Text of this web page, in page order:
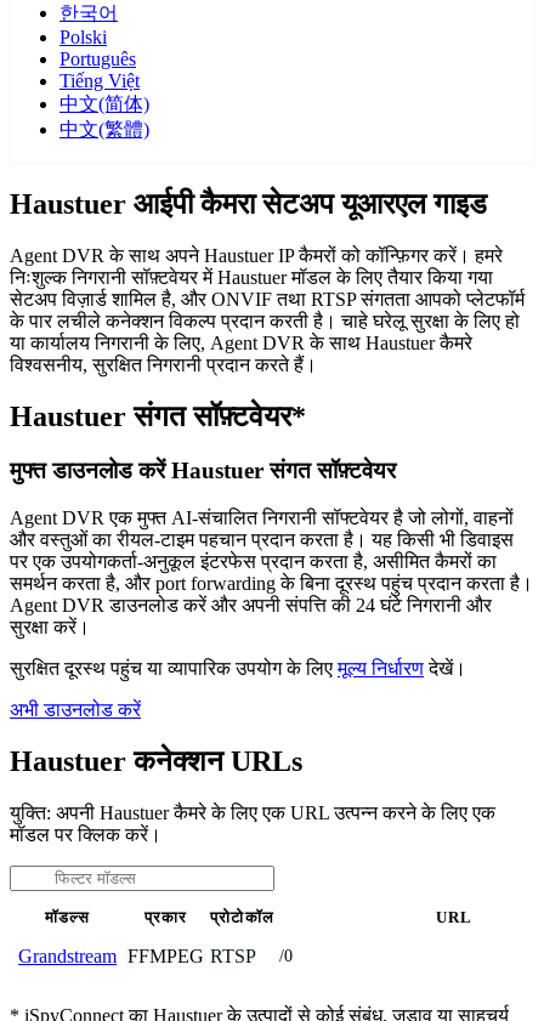
한국어
Polski
Português
Tiếng Việt
中文(简体)
中文(繁體)
Haustuer आईपी कैमरा सेटअप यूआरएल गाइड
Agent DVR के साथ अपने Haustuer IP कैमरों को कॉन्फ़िगर करें। हमरे
निःशुल्क निगरानी सॉफ़्टवेयर में Haustuer मॉडल के लिए तैयार किया गया
सेटअप विज़ार्ड शामिल है, और ONVIF तथा RTSP संगतता आपको प्लेटफॉर्म
के पार लचीले कनेक्शन विकल्प प्रदान करती है। चाहे घरेलू सुरक्षा के लिए हो
या कार्यालय निगरानी के लिए, Agent DVR के साथ Haustuer कैमरे
विश्वसनीय, सुरक्षित निगरानी प्रदान करते हैं।
Haustuer संगत सॉफ़्टवेयर*
मुफ्त डाउनलोड करें Haustuer संगत सॉफ़्टवेयर
Agent DVR एक मुफ्त AI-संचालित निगरानी सॉफ्टवेयर है जो लोगों, वाहनों
और वस्तुओं का रीयल-टाइम पहचान प्रदान करता है। यह किसी भी डिवाइस
पर एक उपयोगकर्ता-अनुकूल इंटरफेस प्रदान करता है, असीमित कैमरों का
समर्थन करता है, और port forwarding के बिना दूरस्थ पहुंच प्रदान करता है।
Agent DVR डाउनलोड करें और अपनी संपत्ति की 24 घंटे निगरानी और
सुरक्षा करें।
सुरक्षित दूरस्थ पहुंच या व्यापारिक उपयोग के लिएमूल्य निर्धारणदेखें।
अभी डाउनलोड करें
Haustuer कनेक्शन URLs
युक्ति: अपनी Haustuer कैमरे के लिए एक URL उत्पन्न करने के लिए एक
मॉडल पर क्लिक करें।
मॉडल्स प्रकार प्रोटोकॉल URL
Grandstream FFMPEG RTSP /0
* iSpyConnect का Haustuer के उत्पादों से कोई संबंध, जुड़ाव या साहचर्य